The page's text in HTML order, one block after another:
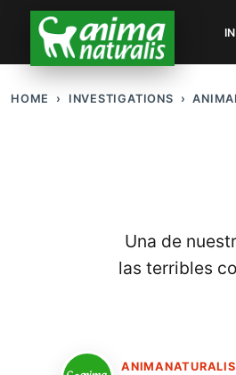
HOME INVESTIGATIONS
Una de
las terribles
ANIMANATURALIS